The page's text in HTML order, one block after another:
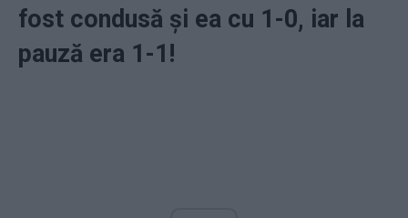
fost condusă și ea cu 1-0, iar la
pauză era 1-1!